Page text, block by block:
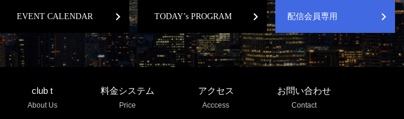
EVENT CALENDAR chevron_right TODAY’s PROGRAM chevron_right 配信会員専用 chevron_right
club t
About Us
料金システム
Price
アクセス
Acccess
お問い合わせ
Contact